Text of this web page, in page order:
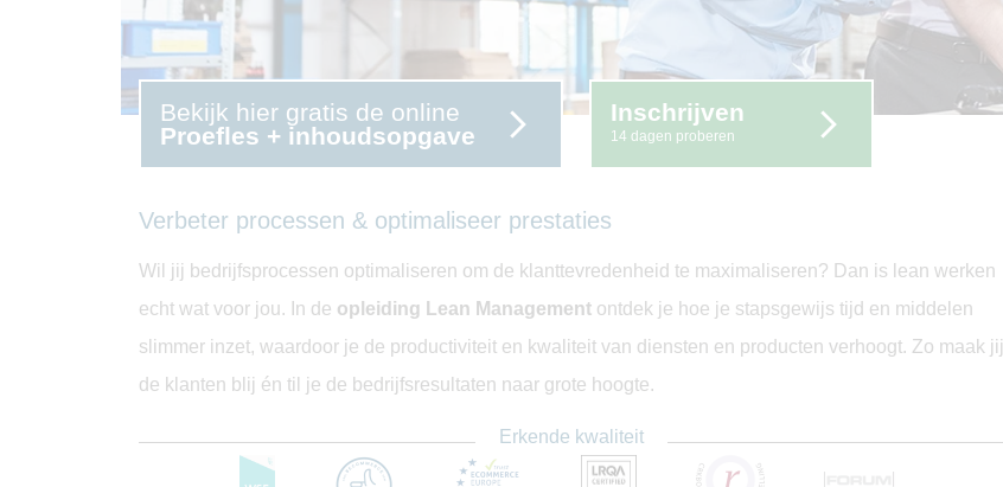
Bekijk hier gratis de online
Proefles + inhoudsopgave
Inschrijven
14 dagen proberen
Verbeter processen & optimaliseer prestaties
Wil jij bedrijfsprocessen optimaliseren om de klanttevredenheid te maximaliseren? Dan is lean werken
echt wat voor jou. In de opleiding Lean Management ontdek je hoe je stapsgewijs tijd en middelen
slimmer inzet, waardoor je de productiviteit en kwaliteit van diensten en producten verhoogt. Zo maak jij
de klanten blij én til je de bedrijfsresultaten naar grote hoogte.
Erkende kwaliteit